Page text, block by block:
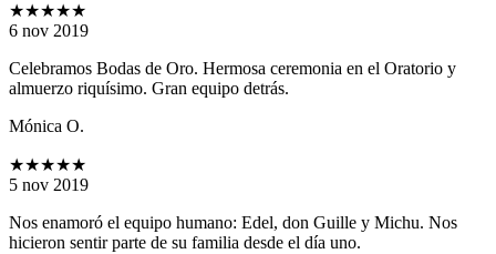
★★★★★
6 nov 2019
Celebramos Bodas de Oro. Hermosa ceremonia en el Oratorio y
almuerzo riquísimo. Gran equipo detrás.
Mónica O.
★★★★★
5 nov 2019
Nos enamoró el equipo humano: Edel, don Guille y Michu. Nos
hicieron sentir parte de su familia desde el día uno.